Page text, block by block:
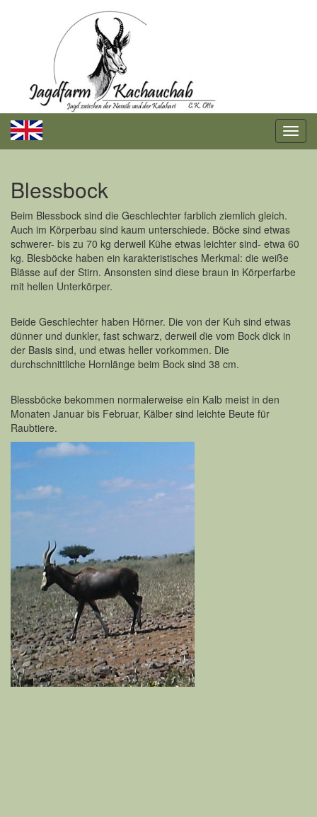
Blessbock
Beim Blessbock sind die Geschlechter farblich ziemlich gleich.
Auch im Körperbau sind kaum unterschiede. Böcke sind etwas
schwerer- bis zu 70 kg derweil Kühe etwas leichter sind- etwa 60
kg. Blesböcke haben ein karakteristisches Merkmal: die weiße
Blässe auf der Stirn. Ansonsten sind diese braun in Körperfarbe
mit hellen Unterkörper.
Beide Geschlechter haben Hörner. Die von der Kuh sind etwas
dünner und dunkler, fast schwarz, derweil die vom Bock dick in
der Basis sind, und etwas heller vorkommen. Die
durchschnittliche Hornlänge beim Bock sind 38 cm.
Blessböcke bekommen normalerweise ein Kalb meist in den
Monaten Januar bis Februar, Kälber sind leichte Beute für
Raubtiere.